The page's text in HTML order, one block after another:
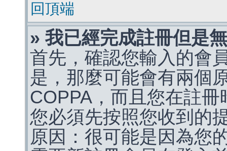
回頂端
» 我已經完成註冊但是
首先，確認您輸入的會
是，那麼可能會有兩個
COPPA，而且您在註
您必須先按照您收到的
原因：很可能是因為您